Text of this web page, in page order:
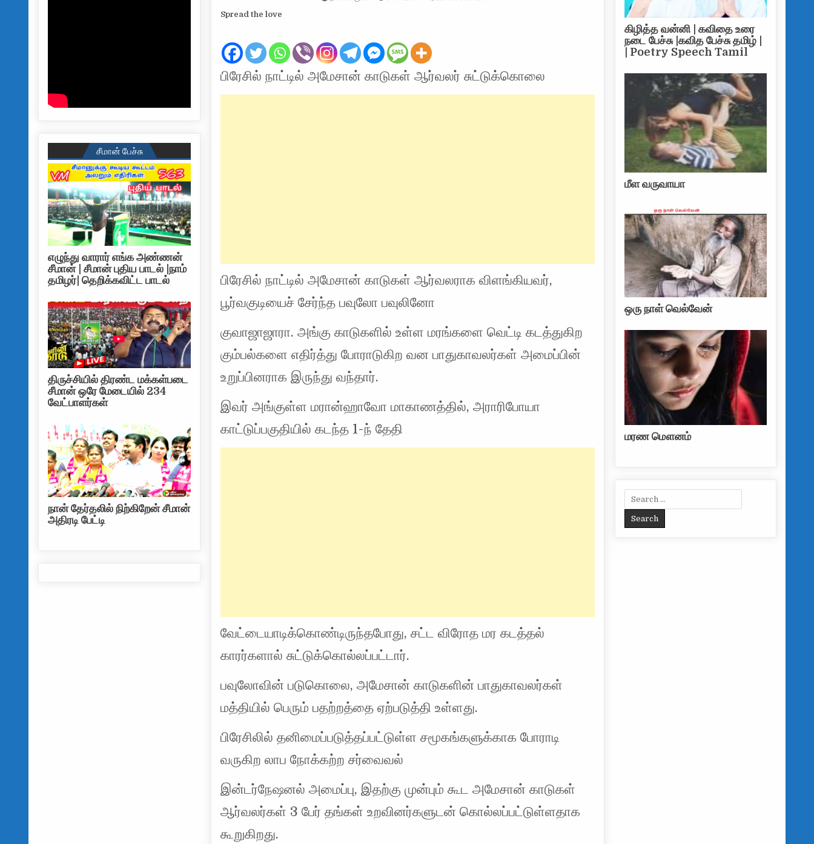
Spread the love
பிரேசில் நாட்டில் அமேசான் காடுகள் ஆர்வலர் சுட்டுக்கொலை
பிரேசில் நாட்டில் அமேசான் காடுகள் ஆர்வலராக விளங்கியவர்,
பூர்வகுடியைச் சேர்ந்த பவுலோ பவுலினோ
குவாஜாஜாரா. அங்கு காடுகளில் உள்ள மரங்களை வெட்டி கடத்துகிற
கும்பல்களை எதிர்த்து போராடுகிற வன பாதுகாவலர்கள் அமைப்பின்
உறுப்பினராக இருந்து வந்தார்.
இவர் அங்குள்ள மரான்ஹாவோ மாகாணத்தில், அராரிபோயா
காட்டுப்பகுதியில் கடந்த 1-ந் தேதி
வேட்டையாடிக்கொண்டிருந்தபோது, சட்ட விரோத மர கடத்தல்
காரர்களால் சுட்டுக்கொல்லப்பட்டார்.
பவுலோவின் படுகொலை, அமேசான் காடுகளின் பாதுகாவலர்கள்
மத்தியில் பெரும் பதற்றத்தை ஏற்படுத்தி உள்ளது.
பிரேசிலில் தனிமைப்படுத்தப்பட்டுள்ள சமூகங்களுக்காக போராடி
வருகிற லாப நோக்கற்ற சர்வைவல்
இன்டர்நேஷனல் அமைப்பு, இதற்கு முன்பும் கூட அமேசான் காடுகள்
ஆர்வலர்கள் 3 பேர் தங்கள் உறவினர்களுடன் கொல்லப்பட்டுள்ளதாக
கூறுகிறது.
சீமான் பேச்சு
எழுந்து வாரார் எங்க அண்ணன்
சீமான் | சீமான் புதிய பாடல் |நாம்
தமிழர்| தெறிக்கவிட்ட பாடல்
திருச்சியில் திரண்ட மக்கள்படை
சீமான் ஒரே மேடையில் 234
வேட்பாளர்கள்
நான் தேர்தலில் நிற்கிறேன் சீமான்
அதிரடி பேட்டி
கிழித்த வன்னி | கவிதை உரை
நடை பேச்சு |கவித பேச்சு தமிழ் |
| Poetry Speech Tamil
மீள வருவாயா
ஒரு நாள் வெல்வேன்
மரண மௌனம்
Search for: